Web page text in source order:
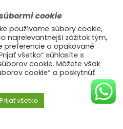
- Webcreation
cookie
používame súbory cookie,
najrelevantnejší zážitok tým,
preferencie a opakované
všetko“ súhlasíte s
cookie. Môžete však
cookie“ a poskytnúť
Prijať všetko